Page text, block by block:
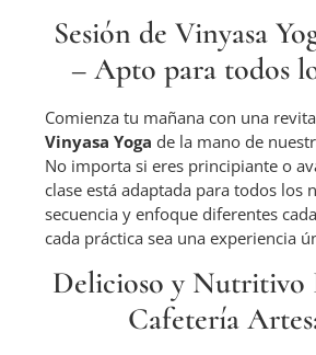
Sesión de Vinyasa
– Apto para todos
Comienza tu mañana con una
Vinyasa Yoga de la mano de
No importa si eres principiante o
clase está adaptada para todos los
secuencia y enfoque diferentes
cada práctica sea una experiencia
Delicioso y Nutritivo
Cafetería